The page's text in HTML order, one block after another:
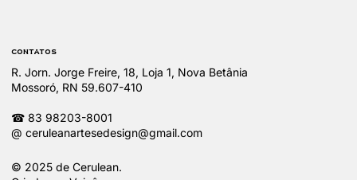
CONTATOS
R. Jorn. Jorge Freire, 18, Loja 1, Nova Betânia
Mossoró, RN 59.607-410
☎ 83 98203-8001
@ceruleanartesedesign@gmail.com
© 2025 de Cerulean.